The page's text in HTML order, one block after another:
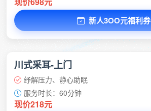
新人3OO元福利券
川式采耳-上门
纾解压力、静心助眠
服务时长：60分钟
现价218元